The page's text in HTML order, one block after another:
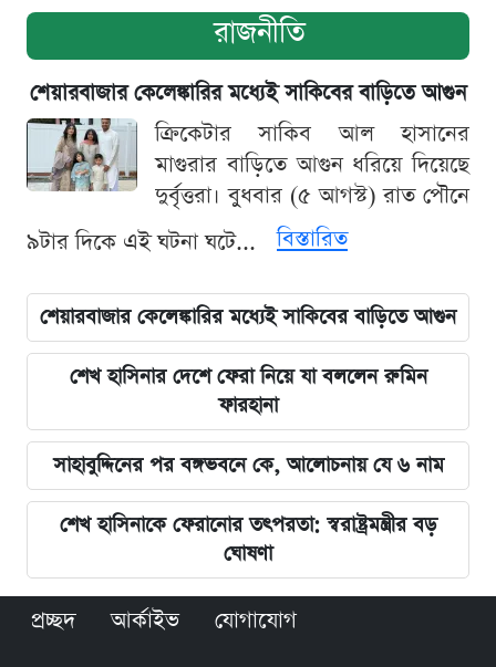
রাজনীতি
শেয়ারবাজার কেলেঙ্কারির মধ্যেই সাকিবের বাড়িতে আগুন
ক্রিকেটার সাকিব আল হাসানের
মাগুরার বাড়িতে আগুন ধরিয়ে দিয়েছে
দুর্বৃত্তরা। বুধবার (৫ আগস্ট) রাত পৌনে
৯টার দিকে এই ঘটনা ঘটে...
বিস্তারিত
শেয়ারবাজার কেলেঙ্কারির মধ্যেই সাকিবের বাড়িতে আগুন
শেখ হাসিনার দেশে ফেরা নিয়ে যা বললেন রুমিন
ফারহানা
সাহাবুদ্দিনের পর বঙ্গভবনে কে, আলোচনায় যে ৬ নাম
শেখ হাসিনাকে ফেরানোর তৎপরতা: স্বরাষ্ট্রমন্ত্রীর বড়
ঘোষণা
প্রচ্ছদ আর্কাইভ যোগাযোগ